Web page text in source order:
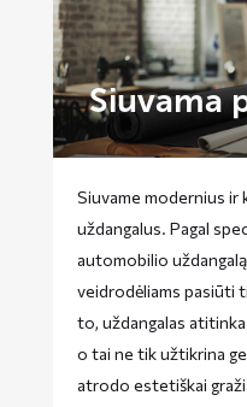
Siuvama
Siuvame modernius ir
uždangalus. Pagal
automobilio
veidrodėliams pasiūti
to, uždangalas
o tai ne tik užtikrina
atrodo estetiškai